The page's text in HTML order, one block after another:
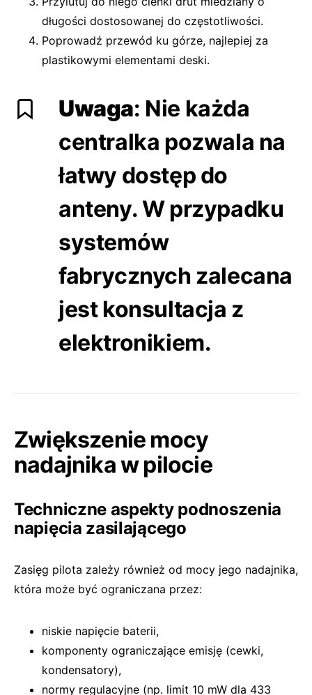
długości dostosowanej do częstotliwości.
Poprowadź przewód ku górze, najlepiej za
plastikowymi elementami deski.
Uwaga: Nie każda
centralka pozwala na
łatwy dostęp do
anteny. W przypadku
systemów
fabrycznych zalecana
jest konsultacja z
elektronikiem.
Zwiększenie mocy
nadajnika w pilocie
Techniczne aspekty podnoszenia
napięcia zasilającego
Zasięg pilota zależy również od mocy jego nadajnika,
która może być ograniczana przez:
niskie napięcie baterii,
komponenty ograniczające emisję (cewki,
kondensatory),
normy regulacyjne (np. limit 10 mW dla 433